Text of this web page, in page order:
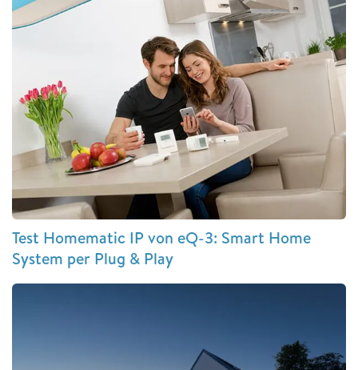
Test Homematic IP von eQ-3: Smart Home
System per Plug & Play